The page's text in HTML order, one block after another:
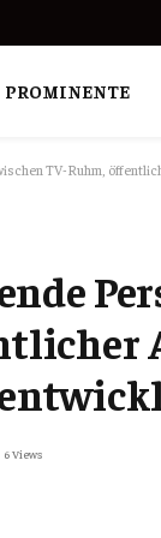
PROMINENTE
TV-Ruhm,
6Views